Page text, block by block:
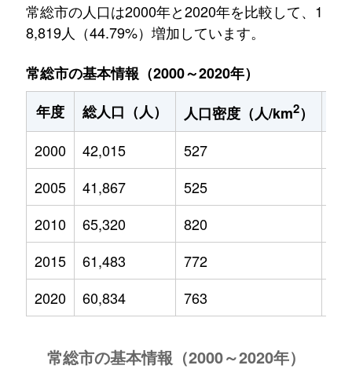
常総市の人口は2000年と2020年を比較して、1
8,819人（44.79%）増加しています。
常総市の基本情報（2000～2020年）
年度
総人口（人） 人口密度（人/km2）
2000
42,015 527
2005
41,867 525
2010
65,320 820
2015
61,483 772
2020
60,834 763